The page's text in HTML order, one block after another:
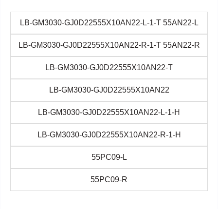
LB-GM3030-GJ0D22555X10AN22-L-1-T 55AN22-L
LB-GM3030-GJ0D22555X10AN22-R-1-T 55AN22-R
LB-GM3030-GJ0D22555X10AN22-T
LB-GM3030-GJ0D22555X10AN22
LB-GM3030-GJ0D22555X10AN22-L-1-H
LB-GM3030-GJ0D22555X10AN22-R-1-H
55PC09-L
55PC09-R